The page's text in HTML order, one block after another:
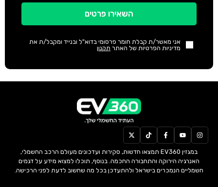
אני מאשר/ת קבלת חומר פרסומי בדוא"ל ובנייד ומקבל/ת את
מדיניות הפרטיות של האתר תקנון
השאירו פרטים
במגזין EV360 תמצאו חדשות, סקירות ועדכונים מעולם הרכב החשמלי,
האנרגיה הירוקה והתחבורה החכמה. בנוסף, תוכלו למצוא מידע על דגמים
חשמליים הנמכרים בישראל ולהתעדכן בכל מה שחשוב לדעת לפני הרכישה.